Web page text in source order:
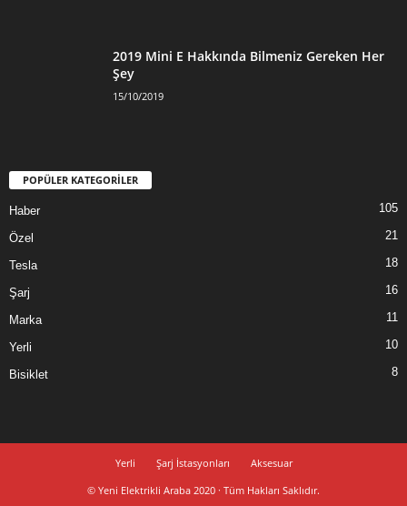
2019 Mini E Hakkında Bilmeniz Gereken Her
Şey
15/10/2019
POPÜLER KATEGORİLER
Haber 105
Özel 21
Tesla 18
Şarj 16
Marka 11
Yerli 10
Bisiklet 8
Yerli Şarj İstasyonları
Aksesuar
© Yeni Elektrikli Araba 2020 · Tüm Hakları Saklıdır.